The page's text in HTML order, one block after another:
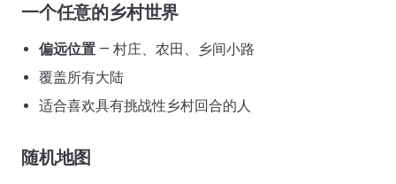
一个任意的乡村世界
偏远位置 — 村庄、农田、乡间小路
覆盖所有大陆
适合喜欢具有挑战性乡村回合的人
随机地图